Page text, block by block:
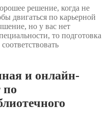
решение, когда не
двигаться по карьерной
но у вас нет
то подготовка
и онлайн-
по